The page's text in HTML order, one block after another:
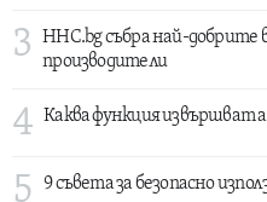
3
HHC.bg събра най-добрите
производители
4 Каква функция извършват
5 9 съвета за безопасно